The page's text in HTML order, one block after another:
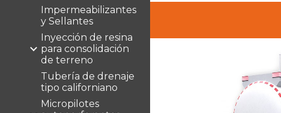
Impermeabilizantes
y Sellantes
Inyección de resina
para consolidación
de terreno
Tubería de drenaje
tipo californiano
Micropilotes